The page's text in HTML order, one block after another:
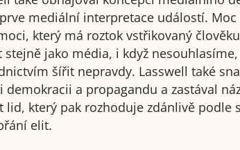
mediální interpretace událostí.
který má roztok vstřikovaný
jako média, i když
šířit nepravdy. Lasswell také
a propagandu a zastával
lid, který pak rozhoduje zdánlivě podle
elit.